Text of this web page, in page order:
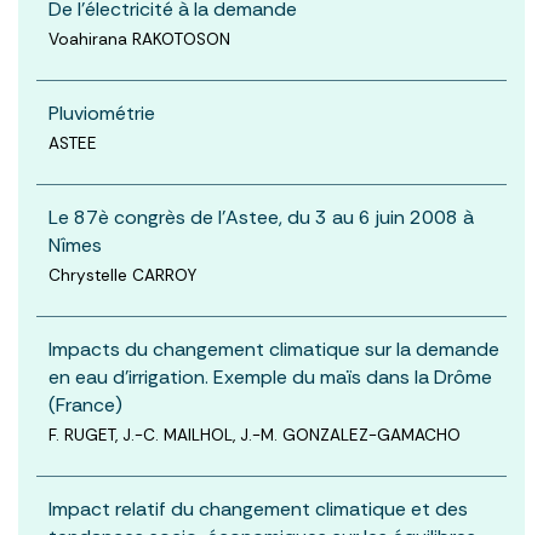
De l'électricité à la demande
Voahirana RAKOTOSON
Pluviométrie
ASTEE
Le 87è congrès de l'Astee, du 3 au 6 juin 2008 à
Nîmes
Chrystelle CARROY
Impacts du changement climatique sur la demande
en eau d’irrigation. Exemple du maïs dans la Drôme
(France)
F. RUGET, J.-C. MAILHOL, J.-M. GONZALEZ-GAMACHO
Impact relatif du changement climatique et des